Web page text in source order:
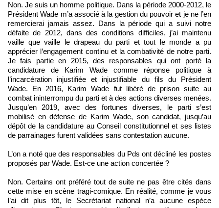
Non. Je suis un homme politique. Dans la période 2000-2012, le
Président Wade m’a associé à la gestion du pouvoir et je ne l’en
remercierai jamais assez. Dans la période qui a suivi notre
défaite de 2012, dans des conditions difficiles, j’ai maintenu
vaille que vaille le drapeau du parti et tout le monde a pu
apprécier l’engagement continu et la combativité de notre parti.
Je fais partie en 2015, des responsables qui ont porté la
candidature de Karim Wade comme réponse politique à
l’incarcération injustifiée et injustifiable du fils du Président
Wade. En 2016, Karim Wade fut libéré de prison suite au
combat ininterrompu du parti et à des actions diverses menées.
Jusqu’en 2019, avec des fortunes diverses, le parti s’est
mobilisé en défense de Karim Wade, son candidat, jusqu’au
dépôt de la candidature au Conseil constitutionnel et ses listes
de parrainages furent validées sans contestation aucune.
L’on a noté que des responsables du Pds ont décliné les postes
proposés par Wade. Est-ce une action concertée ?
Non. Certains ont préféré tout de suite ne pas être cités dans
cette mise en scène tragi-comique. En réalité, comme je vous
l’ai dit plus tôt, le Secrétariat national n’a aucune espèce